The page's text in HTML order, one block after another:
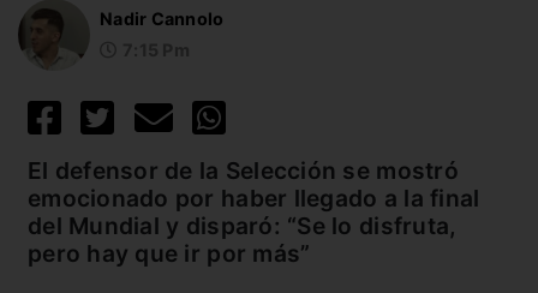
Nadir Cannolo
El defensor de la Selección se mostró
emocionado por haber llegado a la final
del Mundial y disparó: “Se lo disfruta,
pero hay que ir por más”